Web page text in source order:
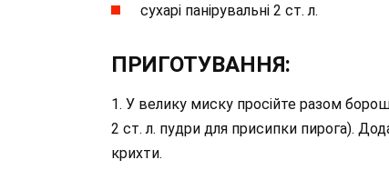
сухарі панірувальні 2 ст. л.
ПРИГОТУВАННЯ:
1. У велику миску просійте разом
2 ст. л. пудри для присипки пирога).
крихти.